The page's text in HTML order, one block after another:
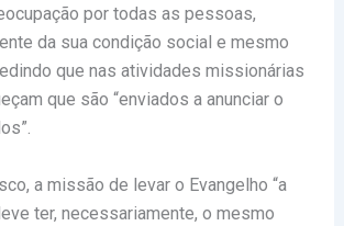
por todas as pessoas,
da sua condição social e mesmo
que nas atividades missionárias
que são “enviados a anunciar o
a missão de levar o Evangelho “a
ter, necessariamente, o mesmo